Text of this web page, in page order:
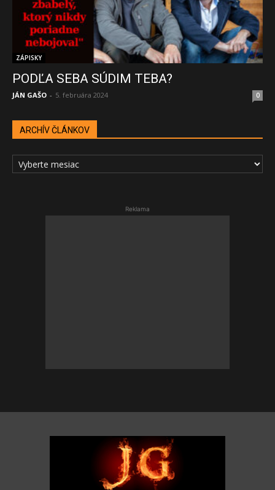
ZÁPISKY
PODĽA SEBA SÚDIM TEBA?
JÁN GAŠO - 5. februára 2024 0
ARCHÍV ČLÁNKOV
ARCHÍV
ČLÁNKOV
Reklama